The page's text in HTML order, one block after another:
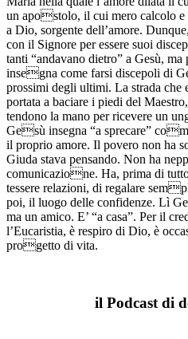
un apostolo, il cui mero calcolo e
a Dio, sorgente dell’amore.
con il Signore per essere suoi
tanti “andavano dietro” a Gesù,
insegna come farsi discepoli di
prossimi degli ultimi. La strada che
portata a baciare i piedi del
tendono la mano per ricevere un
Gesù insegna “a sprecare”
il proprio amore. Il povero non ha
Giuda stava pensando. Non ha
comunicazione. Ha, prima di
tessere relazioni, di regalare
poi, il luogo delle confidenze. Lì
ma un amico. E’ “a casa”. Per il
l’Eucaristia, è respiro di Dio, è
progetto di vita.
il Podcast di